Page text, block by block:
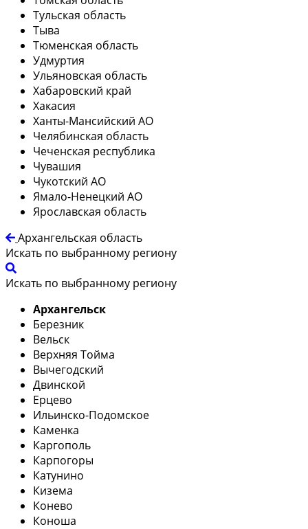
Тульская область
Тыва
Тюменская область
Удмуртия
Ульяновская область
Хабаровский край
Хакасия
Ханты-Мансийский АО
Челябинская область
Чеченская республика
Чувашия
Чукотский АО
Ямало-Ненецкий АО
Ярославская область
Архангельская область
Искать по выбранному региону
Искать по выбранному региону
Архангельск
Березник
Вельск
Верхняя Тойма
Вычегодский
Двинской
Ерцево
Ильинско-Подомское
Каменка
Каргополь
Карпогоры
Катунино
Кизема
Конево
Коноша